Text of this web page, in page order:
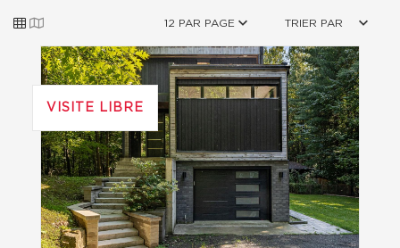
12 PAR PAGE TRIER PAR
VISITE LIBRE